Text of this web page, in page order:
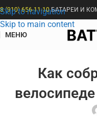
Skip to navigation
Skip to main content
8 (910) 656-11-10БАТАРЕИ И
МЕНЮ
Как